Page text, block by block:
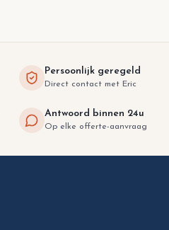
Persoonlijk geregeld
Direct contact met Eric
Antwoord binnen 24u
Op elke offerte-aanvraag